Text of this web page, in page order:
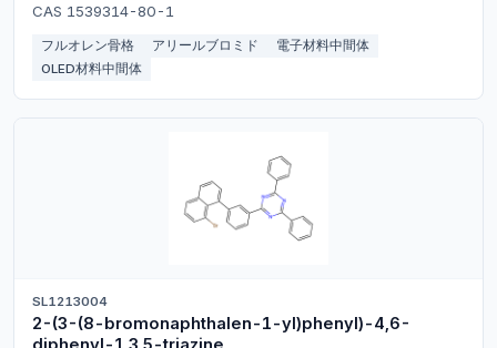
CAS 1539314-80-1
フルオレン骨格 アリールブロミド
電子材料中間体
OLED材料中間体
SL1213004
2-(3-(8-bromonaphthalen-1-yl)phenyl)-4,6-